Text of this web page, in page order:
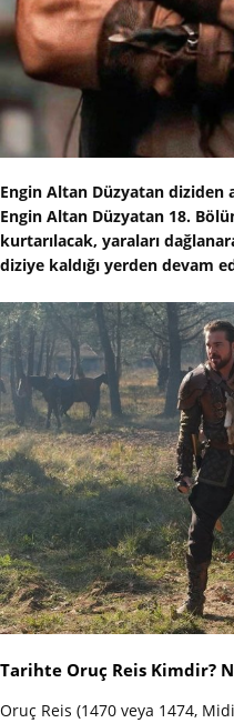
Engin Altan Düzyatan diziden
Engin Altan Düzyatan 18.
kurtarılacak, yaraları
diziye kaldığı yerden devam
Tarihte Oruç Reis Kimdir?
Oruç Reis (1470 veya 1474,